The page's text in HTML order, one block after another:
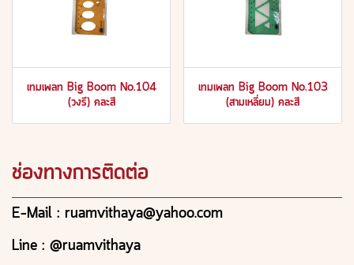
เทมเพลท Big Boom No.104
(วงรี) คละสี
เทมเพลท Big Boom No.103
(สามเหลี่ยม) คละสี
ช่องทางการติดต่อ
E-Mail : ruamvithaya@yahoo.com
Line : @ruamvithaya